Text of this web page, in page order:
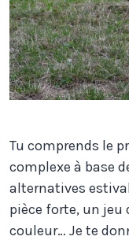
Tu comprends le
complexe à base
alternatives
pièce forte, un jeu
couleur… Je te